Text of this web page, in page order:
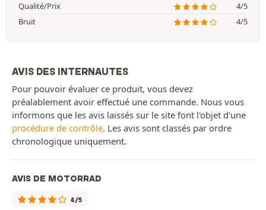
Qualité/Prix
4/5
Bruit
4/5
AVIS DES INTERNAUTES
Pour pouvoir évaluer ce produit, vous devez
préalablement avoir effectué une commande. Nous vous
informons que les avis laissés sur le site font l'objet d'une
procédure de contrôle. Les avis sont classés par ordre
chronologique uniquement.
AVIS DE MOTORRAD
4/5